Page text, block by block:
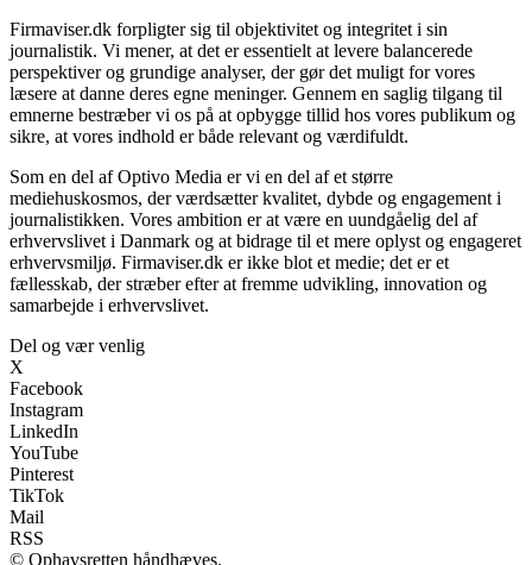
Firmaviser.dk forpligter sig til objektivitet og integritet i sin
journalistik. Vi mener, at det er essentielt at levere balancerede
perspektiver og grundige analyser, der gør det muligt for vores
læsere at danne deres egne meninger. Gennem en saglig tilgang til
emnerne bestræber vi os på at opbygge tillid hos vores publikum og
sikre, at vores indhold er både relevant og værdifuldt.
Som en del af Optivo Media er vi en del af et større
mediehuskosmos, der værdsætter kvalitet, dybde og engagement i
journalistikken. Vores ambition er at være en uundgåelig del af
erhvervslivet i Danmark og at bidrage til et mere oplyst og engageret
erhvervsmiljø. Firmaviser.dk er ikke blot et medie; det er et
fællesskab, der stræber efter at fremme udvikling, innovation og
samarbejde i erhvervslivet.
Del og vær venlig
X
Facebook
Instagram
LinkedIn
YouTube
Pinterest
TikTok
Mail
RSS
© Ophavsretten håndhæves.